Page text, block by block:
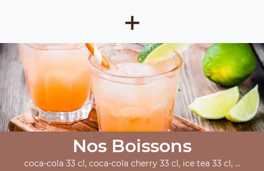
+
Nos Boissons
coca-cola 33 cl, coca-cola cherry 33 cl, ice tea 33 cl, ...